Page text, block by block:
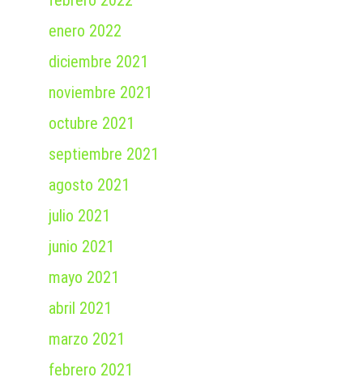
enero 2022
diciembre 2021
noviembre 2021
octubre 2021
septiembre 2021
agosto 2021
julio 2021
junio 2021
mayo 2021
abril 2021
marzo 2021
febrero 2021